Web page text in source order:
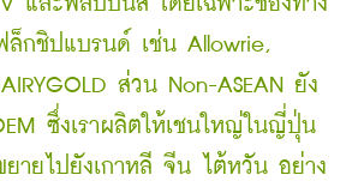
และฟิลิปปินส์ โดยเฉพาะช่องทาง
ล็กชิปแบรนด์ เช่น Allowrie,
ส่วน Non-ASEAN ยัง
ซึ่งเราผลิตให้เชนใหญ่ในญี่ปุ่น
ยายไปยังเกาหลี จีน ไต้หวัน อย่าง